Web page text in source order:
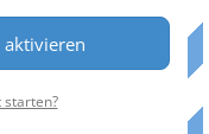
aktivieren
starten?